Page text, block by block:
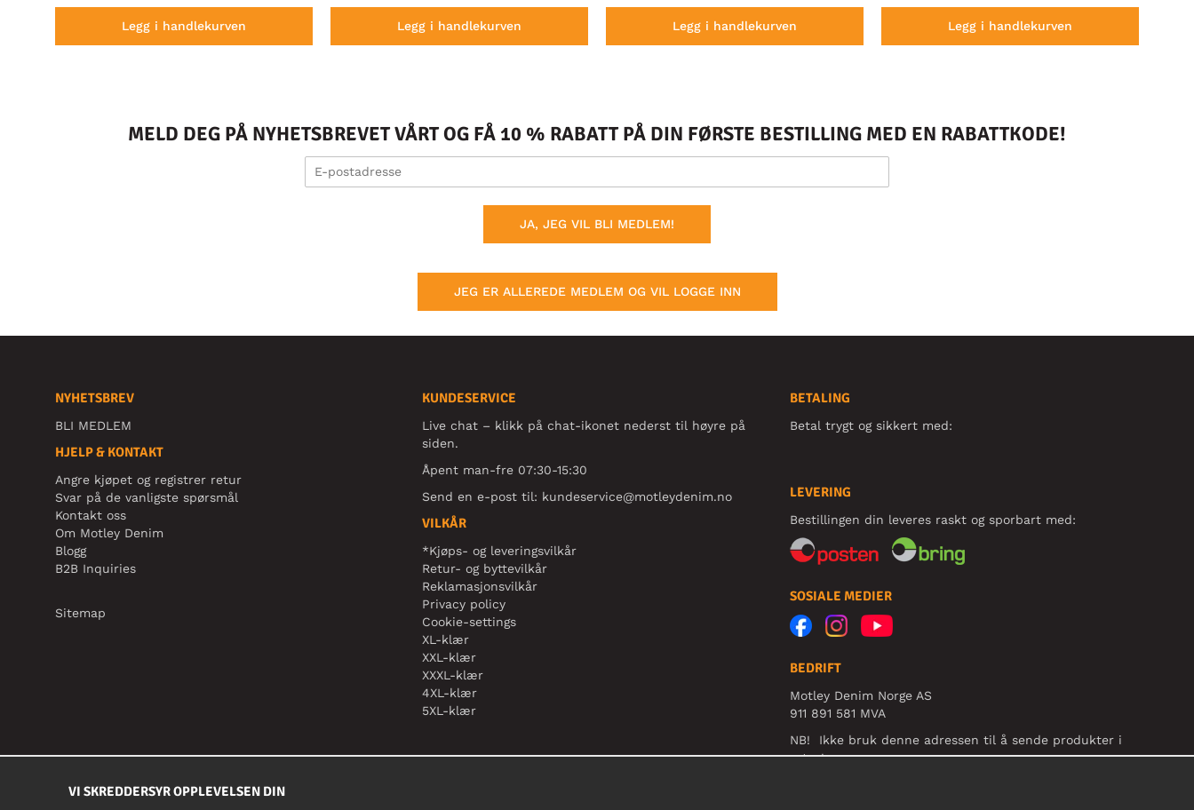
Legg i handlekurven Legg i handlekurven Legg i handlekurven Legg i handlekurven
MELD DEG PÅ NYHETSBREVET VÅRT OG FÅ 10 % RABATT PÅ DIN FØRSTE BESTILLING MED EN RABATTKODE!
JA, JEG VIL BLI MEDLEM!
JEG ER ALLEREDE MEDLEM OG VIL LOGGE INN
NYHETSBREV
BLI MEDLEM
HJELP & KONTAKT
Angre kjøpet og registrer retur
Svar på de vanligste spørsmål
Kontakt oss
Om Motley Denim
Blogg
B2B Inquiries
Sitemap
KUNDESERVICE
Live chat – klikk på chat-ikonet nederst til høyre på
siden.
Åpent man-fre 07:30-15:30
Send en e-post til: kundeservice@motleydenim.no
VILKÅR
*Kjøps- og leveringsvilkår
Retur- og byttevilkår
Reklamasjonsvilkår
Privacy policy
Cookie-settings
XL-klær
XXL-klær
XXXL-klær
4XL-klær
5XL-klær
BETALING
Betal trygt og sikkert med:
LEVERING
Bestillingen din leveres raskt og sporbart med:
SOSIALE MEDIER
BEDRIFT
Motley Denim Norge AS
911 891 581 MVA
NB! Ikke bruk denne adressen til å sende produkter i
retur!
VI SKREDDERSYR OPPLEVELSEN DIN